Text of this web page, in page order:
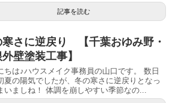
記事を読む
寒さに逆戻り 【千葉おゆみ野・
壁塗装工事】
ちは♪ハウスメイク事務員の山口です。 数日
夏の陽気でしたが、冬の寒さに逆戻りとなっ
いましね！ 体調を崩しやすい季節なの...